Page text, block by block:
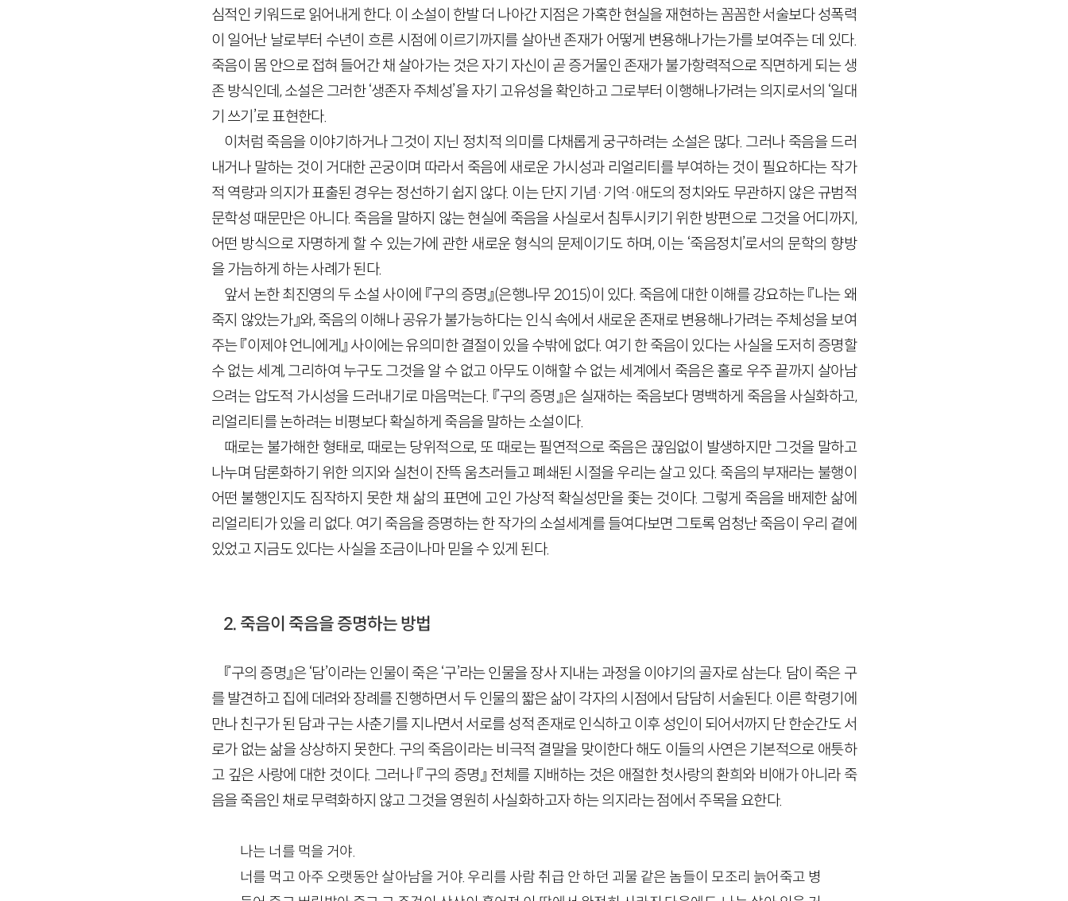
심적인 키워드로 읽어내게 한다. 이 소설이 한발 더 나아간 지점은 가혹한 현실을 재현하는 꼼꼼한 서술보다 성폭력
이 일어난 날로부터 수년이 흐른 시점에 이르기까지를 살아낸 존재가 어떻게 변용해나가는가를 보여주는 데 있다.
죽음이 몸 안으로 접혀 들어간 채 살아가는 것은 자기 자신이 곧 증거물인 존재가 불가항력적으로 직면하게 되는 생
존 방식인데, 소설은 그러한 ‘생존자 주체성’을 자기 고유성을 확인하고 그로부터 이행해나가려는 의지로서의 ‘일대
기 쓰기’로 표현한다.
이처럼 죽음을 이야기하거나 그것이 지닌 정치적 의미를 다채롭게 궁구하려는 소설은 많다. 그러나 죽음을 드러
내거나 말하는 것이 거대한 곤궁이며 따라서 죽음에 새로운 가시성과 리얼리티를 부여하는 것이 필요하다는 작가
적 역량과 의지가 표출된 경우는 정선하기 쉽지 않다. 이는 단지 기념·기억·애도의 정치와도 무관하지 않은 규범적
문학성 때문만은 아니다. 죽음을 말하지 않는 현실에 죽음을 사실로서 침투시키기 위한 방편으로 그것을 어디까지,
어떤 방식으로 자명하게 할 수 있는가에 관한 새로운 형식의 문제이기도 하며, 이는 ‘죽음정치’로서의 문학의 향방
을 가늠하게 하는 사례가 된다.
앞서 논한 최진영의 두 소설 사이에 『구의 증명』(은행나무 2015)이 있다. 죽음에 대한 이해를 강요하는 『나는 왜
죽지 않았는가』와, 죽음의 이해나 공유가 불가능하다는 인식 속에서 새로운 존재로 변용해나가려는 주체성을 보여
주는 『이제야 언니에게』 사이에는 유의미한 결절이 있을 수밖에 없다. 여기 한 죽음이 있다는 사실을 도저히 증명할
수 없는 세계, 그리하여 누구도 그것을 알 수 없고 아무도 이해할 수 없는 세계에서 죽음은 홀로 우주 끝까지 살아남
으려는 압도적 가시성을 드러내기로 마음먹는다. 『구의 증명』은 실재하는 죽음보다 명백하게 죽음을 사실화하고,
리얼리티를 논하려는 비평보다 확실하게 죽음을 말하는 소설이다.
때로는 불가해한 형태로, 때로는 당위적으로, 또 때로는 필연적으로 죽음은 끊임없이 발생하지만 그것을 말하고
나누며 담론화하기 위한 의지와 실천이 잔뜩 움츠러들고 폐쇄된 시절을 우리는 살고 있다. 죽음의 부재라는 불행이
어떤 불행인지도 짐작하지 못한 채 삶의 표면에 고인 가상적 확실성만을 좇는 것이다. 그렇게 죽음을 배제한 삶에
리얼리티가 있을 리 없다. 여기 죽음을 증명하는 한 작가의 소설세계를 들여다보면 그토록 엄청난 죽음이 우리 곁에
있었고 지금도 있다는 사실을 조금이나마 믿을 수 있게 된다.
2. 죽음이 죽음을 증명하는 방법
『구의 증명』은 ‘담’이라는 인물이 죽은 ‘구’라는 인물을 장사 지내는 과정을 이야기의 골자로 삼는다. 담이 죽은 구
를 발견하고 집에 데려와 장례를 진행하면서 두 인물의 짧은 삶이 각자의 시점에서 담담히 서술된다. 이른 학령기에
만나 친구가 된 담과 구는 사춘기를 지나면서 서로를 성적 존재로 인식하고 이후 성인이 되어서까지 단 한순간도 서
로가 없는 삶을 상상하지 못한다. 구의 죽음이라는 비극적 결말을 맞이한다 해도 이들의 사연은 기본적으로 애틋하
고 깊은 사랑에 대한 것이다. 그러나 『구의 증명』 전체를 지배하는 것은 애절한 첫사랑의 환희와 비애가 아니라 죽
음을 죽음인 채로 무력화하지 않고 그것을 영원히 사실화하고자 하는 의지라는 점에서 주목을 요한다.
나는 너를 먹을 거야.
너를 먹고 아주 오랫동안 살아남을 거야. 우리를 사람 취급 안 하던 괴물 같은 놈들이 모조리 늙어죽고 병